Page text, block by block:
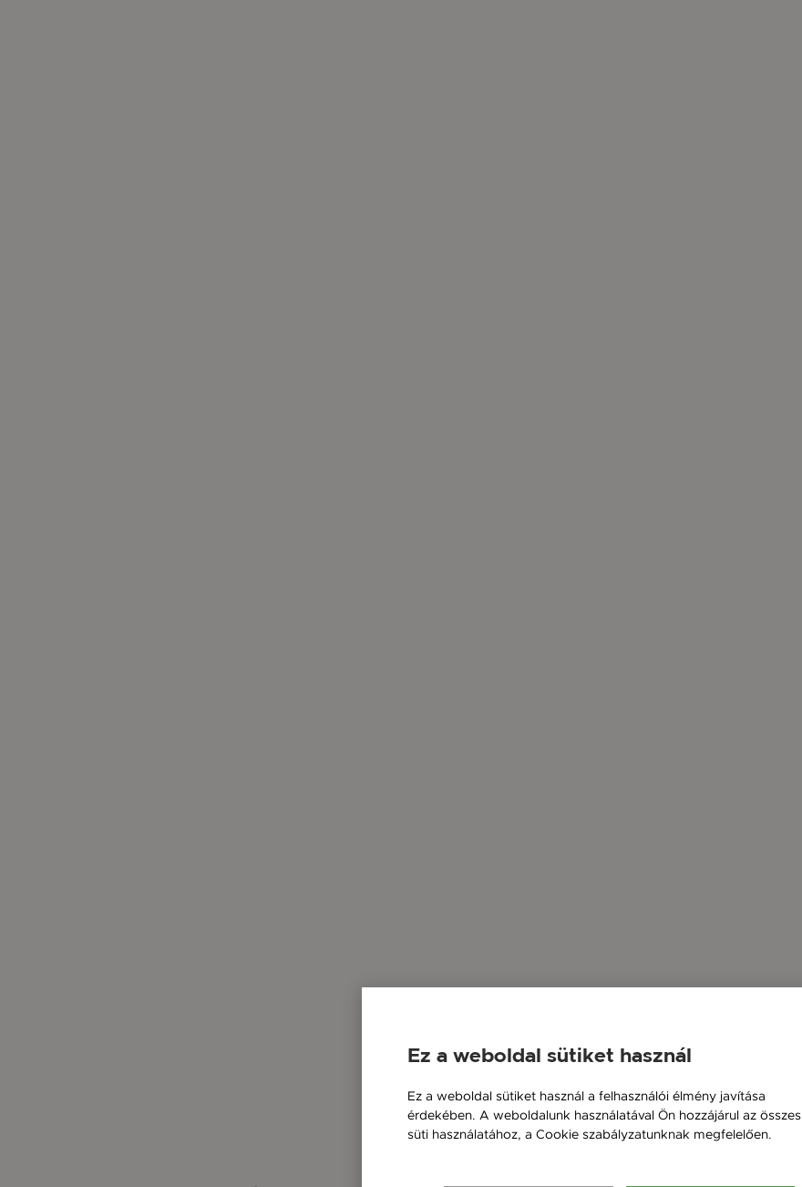
Ez a weboldal sütiket használ
Ez a weboldal sütiket használ a felhasználói élmény javítása
érdekében. A weboldalunk használatával Ön hozzájárul az összes
süti használatához, a Cookie szabályzatunknak megfelelően.